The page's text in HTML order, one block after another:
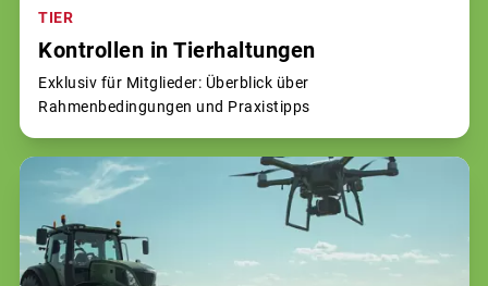
TIER
Kontrollen in Tierhaltungen
Exklusiv für Mitglieder: Überblick über
Rahmenbedingungen und Praxistipps